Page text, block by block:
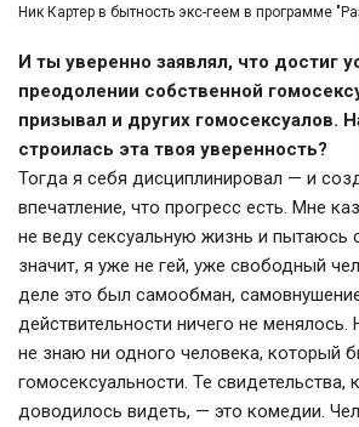
Ник Картер в бытность экс-геем в программе
И ты уверенно заявлял, что достиг
преодолении собственной
призывал и других гомосексуалов.
строилась эта твоя уверенность?
Тогда я себя дисциплинировал — и
впечатление, что прогресс есть. Мне
не веду сексуальную жизнь и пытаюсь
значит, я уже не гей, уже свободный
деле это был самообман,
действительности ничего не менялось.
не знаю ни одного человека, который
гомосексуальности. Те свидетельства,
доводилось видеть, — это комедии.